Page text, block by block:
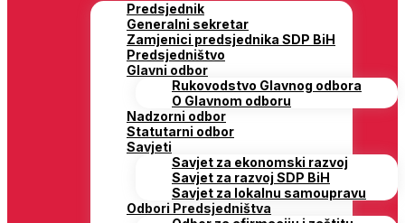
Predsjednik
Generalni sekretar
Zamjenici predsjednika SDP BiH
Predsjedništvo
Glavni odbor
Rukovodstvo Glavnog odbora
O Glavnom odboru
Nadzorni odbor
Statutarni odbor
Savjeti
Savjet za ekonomski razvoj
Savjet za razvoj SDP BiH
Savjet za lokalnu samoupravu
Odbori Predsjedništva